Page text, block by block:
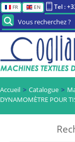
FR EN Tel :
Vous recherchez ?
Accueil Catalogue
DYNAMOMÈTRE POUR